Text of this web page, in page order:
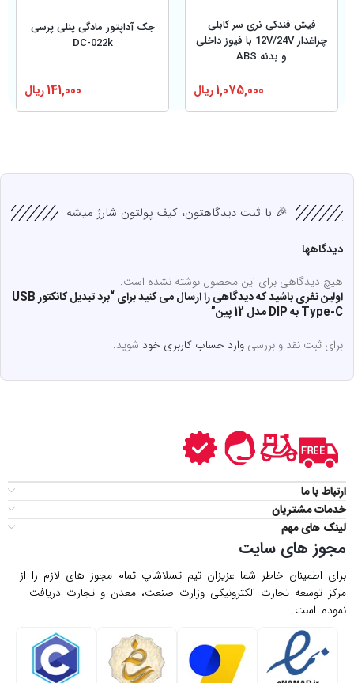
فیش فندکی نری سر کابلی
چراغدار 12V/24V با فیوز داخلی
و بدنه ABS
1,075,000ریال
جک آداپتور مادگی پنلی پرسی
DC-022k
141,000ریال
🎉 با ثبت دیدگاهتون، کیف پولتون شارژ میشه
دیدگاهها
هیچ دیدگاهی برای این محصول نوشته نشده است.
اولین نفری باشید که دیدگاهی را ارسال می کنید برای “برد تبدیل کانکتور USB
Type-C به DIP مدل 12 پین”
برای ثبت نقد و بررسیوارد حساب کاربری خود شوید.
ارتباط با ما
خدمات مشتریان
لینک های مهم
مجوز های سایت
برای اطمینان خاطر شما عزیزان تیم تسلاشاپ تمام مجوز های لازم را از
مركز توسعه تجارت الكترونیكی وزارت صنعت، معدن و تجارت دریافت
نموده است.